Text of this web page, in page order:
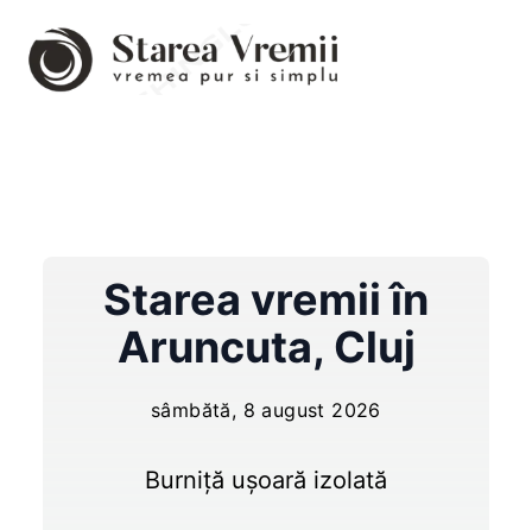
Starea vremii în
Aruncuta, Cluj
sâmbătă, 8 august 2026
Burniță ușoară izolată